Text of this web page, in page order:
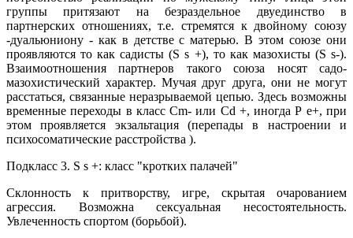
группы притязают на безраздельное двуединство в
партнерских отношениях, т.е. стремятся к двойному союзу
-дуальюниону - как в детстве с матерью. В этом союзе они
проявляются то как садисты (S s +), то как мазохисты (S s-).
Взаимоотношения партнеров такого союза носят садо-
мазохистический характер. Мучая друг друга, они не могут
расстаться, связанные неразрываемой цепью. Здесь возможны
временные переходы в класс Cm- или Cd +, иногда Р е+, при
этом проявляется экзальтация (перепады в настроении и
психосоматические расстройства ).
Подкласс 3. S s +: класс "кротких палачей"
Склонность к притворству, игре, скрытая очарованием
агрессия. Возможна сексуальная несостоятельность.
Увлеченность спортом (борьбой).